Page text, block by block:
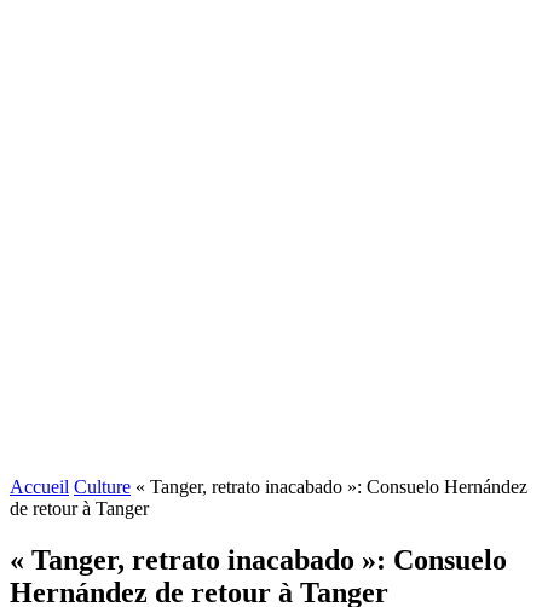
Accueil Culture « Tanger, retrato inacabado »: Consuelo Hernández
de retour à Tanger
« Tanger, retrato inacabado »: Consuelo
Hernández de retour à Tanger